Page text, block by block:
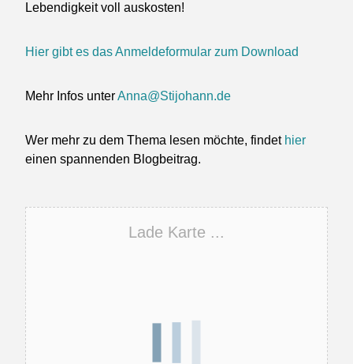
Lebendigkeit voll auskosten!
Hier gibt es das Anmeldeformular zum Download
Mehr Infos unterAnna@Stijohann.de
Wer mehr zu dem Thema lesen möchte, findet hier
einen spannenden Blogbeitrag.
Lade Karte ...